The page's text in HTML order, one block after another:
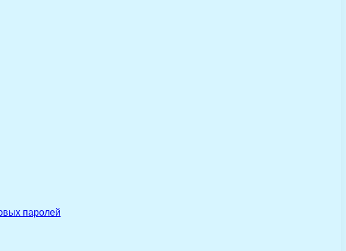
паролей